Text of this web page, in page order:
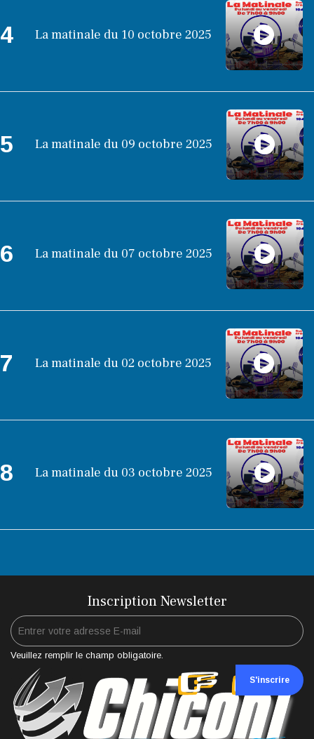
4 La matinale du 10 octobre 2025
5 La matinale du 09 octobre 2025
6 La matinale du 07 octobre 2025
7 La matinale du 02 octobre 2025
8 La matinale du 03 octobre 2025
Inscription Newsletter
Veuillez remplir le champ obligatoire.
S'inscrire